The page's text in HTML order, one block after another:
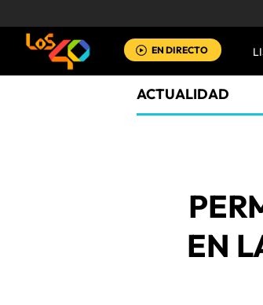
EN DIRECTO
ACTUALIDAD
EN